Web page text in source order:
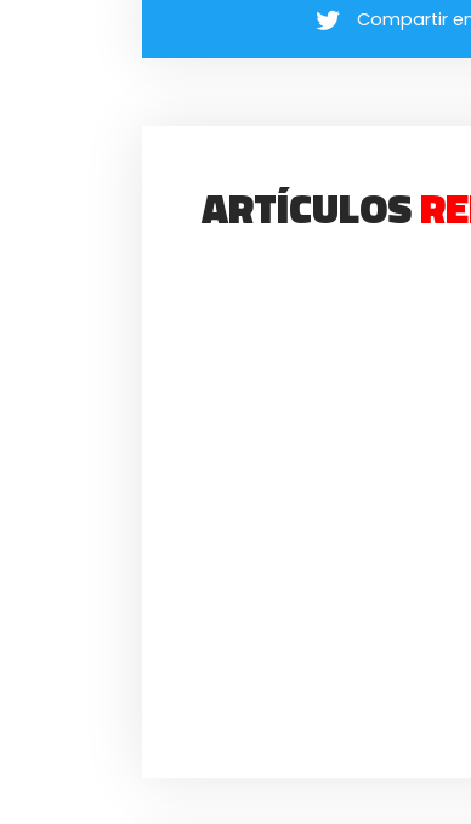
Compartir
ARTÍCULOS